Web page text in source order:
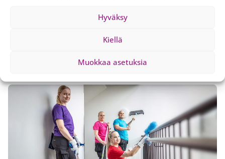
Hyväksy
Kiellä
Muokkaa asetuksia
Kansainvälinen teemapäivä muistuttaa, että positiiviset
muutokset nykytilanteeseen vaativat huomiota ja